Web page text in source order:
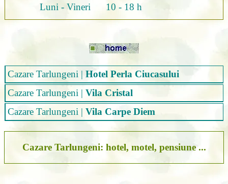
Cazare Tarlungeni | Hotel Perla Ciucasului
Cazare Tarlungeni | Vila Cristal
Cazare Tarlungeni | Vila Carpe Diem
Cazare Tarlungeni: hotel, motel, pensiune ...
Luni - Vineri 10 - 18 h